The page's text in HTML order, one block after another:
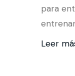
para
Leer